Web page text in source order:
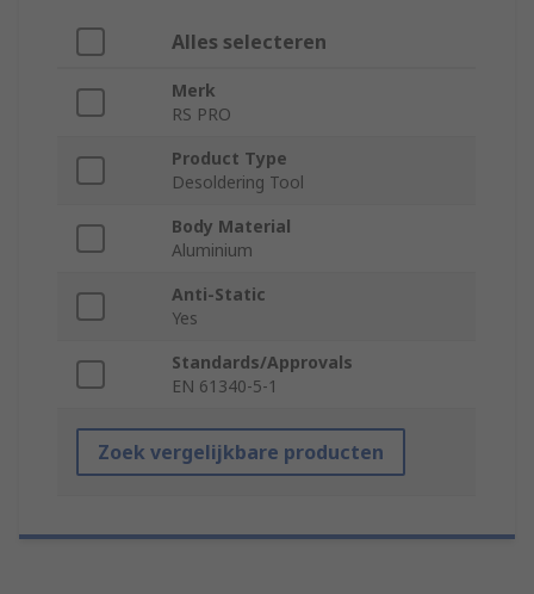
Alles selecteren
Merk
RS PRO
Product Type
Desoldering Tool
Body Material
Aluminium
Anti-Static
Yes
Standards/Approvals
EN 61340-5-1
Zoek vergelijkbare producten